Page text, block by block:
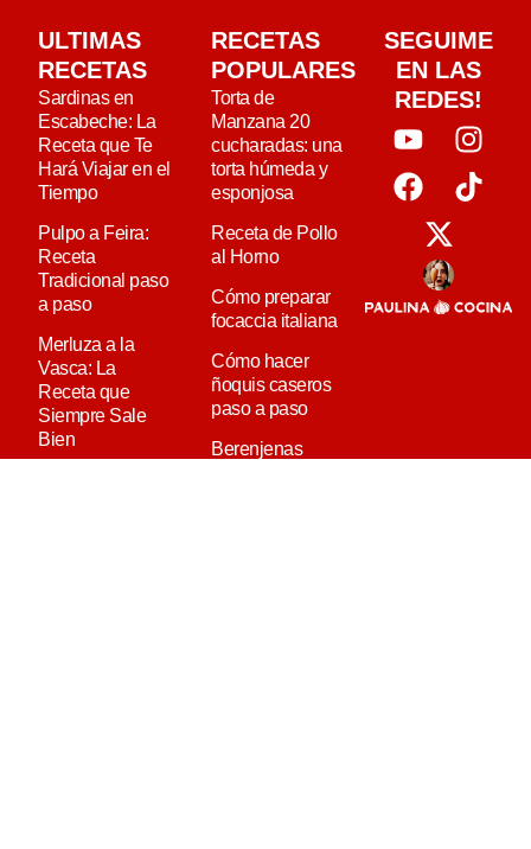
ULTIMAS
RECETAS
Sardinas en
Escabeche: La
Receta que Te
Hará Viajar en el
Tiempo
Pulpo a Feira:
Receta
Tradicional paso
a paso
Merluza a la
Vasca: La
Receta que
Siempre Sale
Bien
RECETAS
POPULARES
Torta de
Manzana 20
cucharadas: una
torta húmeda y
esponjosa
Receta de Pollo
al Horno
Cómo preparar
focaccia italiana
Cómo hacer
ñoquis caseros
paso a paso
Berenjenas
SEGUIME
EN LAS
REDES!